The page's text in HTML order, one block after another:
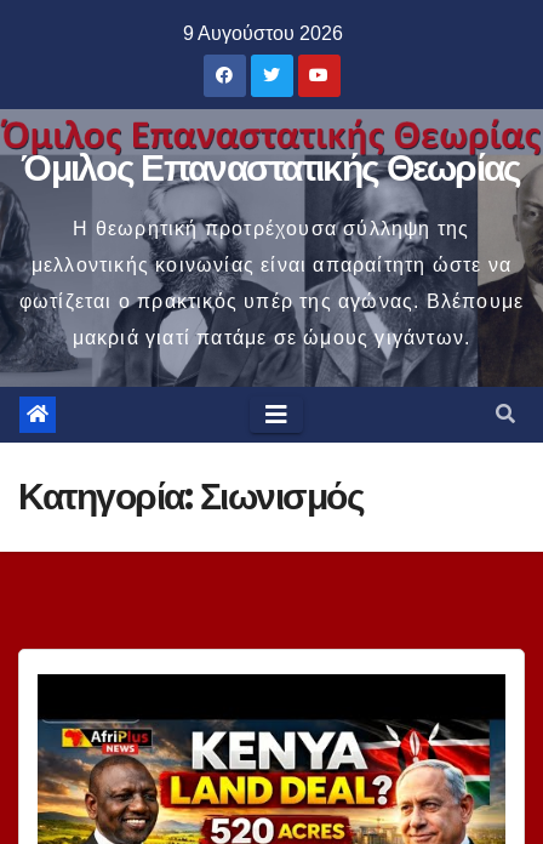
9 Αυγούστου 2026
Όμιλος Επαναστατικής Θεωρίας
Η θεωρητική προτρέχουσα σύλληψη της
μελλοντικής κοινωνίας είναι απαραίτητη ώστε να
φωτίζεται ο πρακτικός υπέρ της αγώνας. Βλέπουμε
μακριά γιατί πατάμε σε ώμους γιγάντων.
Κατηγορία:Σιωνισμός